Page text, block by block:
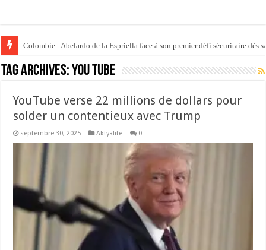
Colombie : Abelardo de la Espriella face à son premier défi sécuritaire dès
Tag Archives:YOU TUBE
YouTube verse 22 millions de dollars pour
solder un contentieux avec Trump
septembre 30, 2025 Aktyalite 0